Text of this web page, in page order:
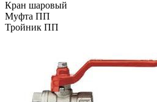
Кран шаровый
Муфта ПП
Тройник ПП